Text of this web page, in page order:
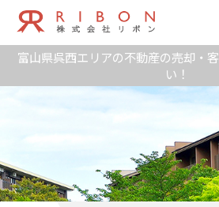
富山県呉西エリアの不動産の売却・
い！